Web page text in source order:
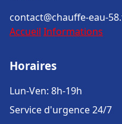
contact@chauffe-eau-
Accueil Informations
Horaires
Lun-Ven: 8h-19h
Service d'urgence 24/7